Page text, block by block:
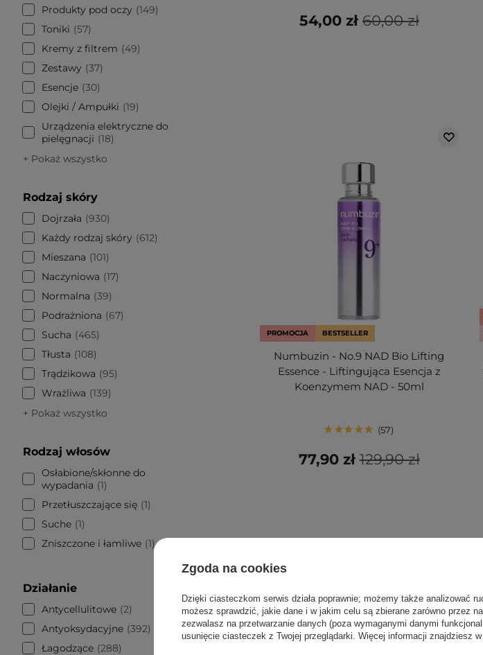
Produkty pod oczy
149
Toniki
57
Kremy z filtrem
49
Zestawy
37
Esencje 30
Olejki / Ampułki
19
Urządzenia elektryczne do
pielęgnacji
18
+ Pokaż wszystko
Rodzaj skóry
Dojrzała
930
Każdy rodzaj skóry
612
Mieszana
101
Naczyniowa
17
Normalna
39
Podrażniona
67
Sucha
465
Tłusta
108
Trądzikowa
95
Wrażliwa
139
+ Pokaż wszystko
Rodzaj włosów
Osłabione/skłonne do
wypadania
1
Przetłuszczające się 1
Suche 1
Zniszczone i łamliwe 1
Działanie
Antycellulitowe 2
Antyoksydacyjne 392
Łagodzące 288
60,00 zł
54,00 zł
PROMOCJA BESTSELLER
Numbuzin - No.9 NAD Bio Lifting
Essence - Liftingująca Esencja z
Koenzymem NAD - 50ml
57
129,90 zł
77,90 zł
Zgoda na cookies
Dzięki ciasteczkom serwis działa poprawnie; możemy także analizować
możesz sprawdzić, jakie dane i w jakim celu są zbierane zarówno przez
zezwalasz na przetwarzanie danych (poza wymaganymi danymi
usunięcie ciasteczek z Twojej przeglądarki. Więcej informacji znajdziesz w